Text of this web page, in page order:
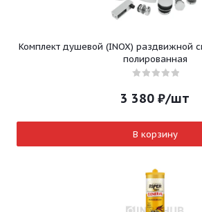
Комплект душевой (INOX) раздвижной
полированная
3 380 ₽/шт
В корзину